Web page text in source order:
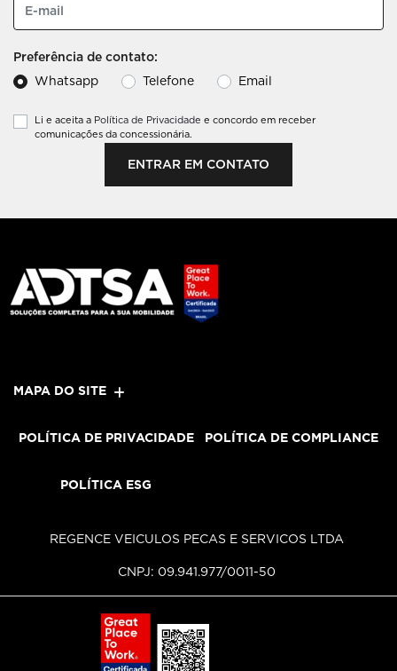
Preferência de contato:
Whatsapp
Telefone Email
Li e aceita a Política de Privacidade e concordo em receber
comunicações da concessionária.
ENTRAR EM CONTATO
MAPA DO SITE
POLÍTICA DE PRIVACIDADE POLÍTICA DE COMPLIANCE
POLÍTICA ESG
REGENCE VEICULOS PECAS E SERVICOS LTDA
CNPJ: 09.941.977/0011-50